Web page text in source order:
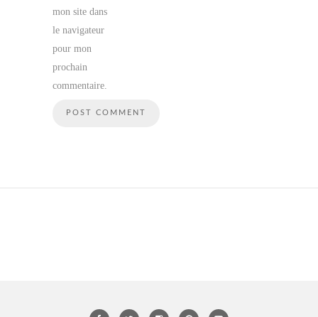
mon site dans
le navigateur
pour mon
prochain
commentaire.